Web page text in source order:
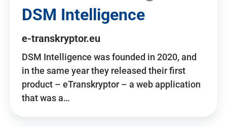
DSM Intelligence
e-transkryptor.eu
DSM Intelligence was founded in 2020, and
in the same year they released their first
product – eTranskryptor – a web application
that was a…